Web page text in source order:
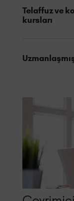
Telaffuz ve
kursları